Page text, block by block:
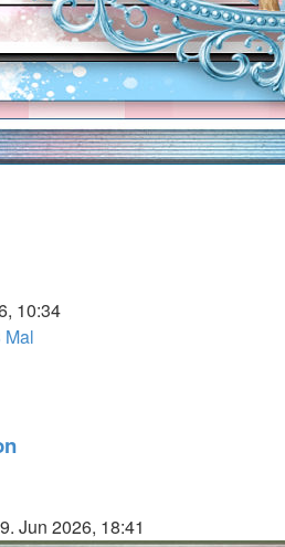
10:34
Mal
Jun 2026, 18:41